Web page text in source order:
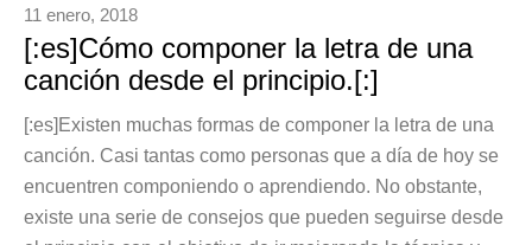
11 enero, 2018
[:es]Cómo componer la letra de una
canción desde el principio.[:]
[:es]Existen muchas formas de componer la letra de una
canción. Casi tantas como personas que a día de hoy se
encuentren componiendo o aprendiendo. No obstante,
existe una serie de consejos que pueden seguirse desde